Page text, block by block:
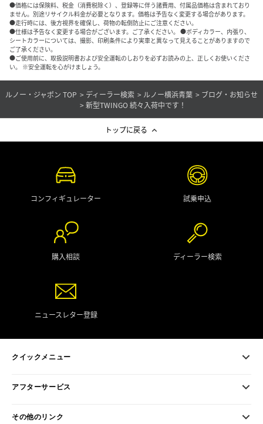
●価格には保険料、税金（消費税除く）、登録等に伴う諸費用、付属品価格は含まれており
ません。別途リサイクル料金が必要となります。価格は予告なく変更する場合があります。
●走行時には、後方視界を確保し、荷物の転倒防止にご注意ください。
●仕様は予告なく変更する場合がございます。ご了承ください。 ●ボディカラー、内張り、
シートカラーについては、撮影、印刷条件により実車と異なって見えることがありますので
ご了承ください。
●ご使用前に、取扱説明書および安全運転のしおりを必ずお読みの上、正しくお使いくださ
い。 ※安全運転を心がけましょう。
ルノー・ジャポン TOP ディーラー検索 ルノー横浜青葉
ブログ・お知らせ
新型TWINGO 続々入荷中です！
トップに戻る
コンフィギュレーター 試乗申込
購入相談 ディーラー検索
ニュースレター登録
クイックメニュー
アフターサービス
その他のリンク